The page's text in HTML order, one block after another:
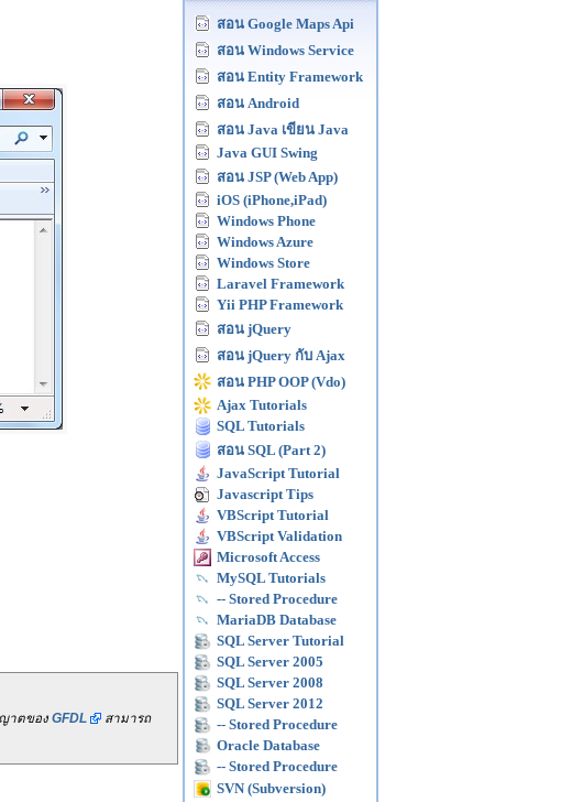
าตของGFDL
สามารถ
สอน Google Maps Api
สอน Windows Service
สอน Entity Framework
สอน Android
สอน Java เขียน Java
Java GUI Swing
สอน JSP (Web App)
iOS (iPhone,iPad)
Windows Phone
Windows Azure
Windows Store
Laravel Framework
Yii PHP Framework
สอน jQuery
สอน jQuery กับ Ajax
สอน PHP OOP (Vdo)
Ajax Tutorials
SQL Tutorials
สอน SQL (Part 2)
JavaScript Tutorial
Javascript Tips
VBScript Tutorial
VBScript Validation
Microsoft Access
MySQL Tutorials
-- Stored Procedure
MariaDB Database
SQL Server Tutorial
SQL Server 2005
SQL Server 2008
SQL Server 2012
-- Stored Procedure
Oracle Database
-- Stored Procedure
SVN (Subversion)